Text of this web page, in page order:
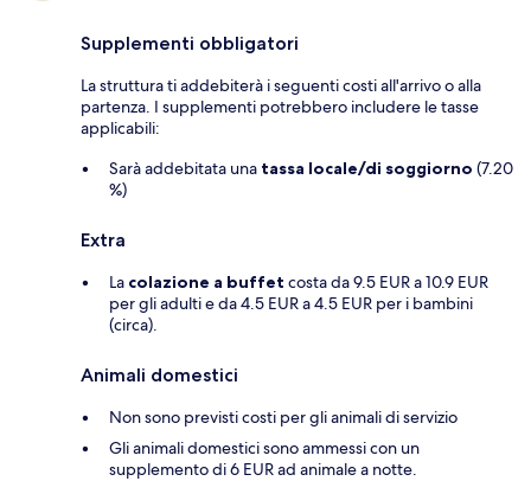
Supplementi obbligatori
La struttura ti addebiterà i seguenti costi all'arrivo o alla
partenza. I supplementi potrebbero includere le tasse
applicabili:
Sarà addebitata una tassa locale/di soggiorno (7.20
%)
Extra
La colazione a buffet costa da 9.5 EUR a 10.9 EUR
per gli adulti e da 4.5 EUR a 4.5 EUR per i bambini
(circa).
Animali domestici
Non sono previsti costi per gli animali di servizio
Gli animali domestici sono ammessi con un
supplemento di 6 EUR ad animale a notte.